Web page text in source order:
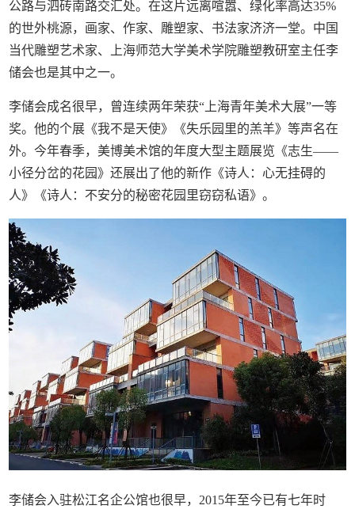
公路与泗砖南路交汇处。在这片远离喧嚣、绿化率高达35%
的世外桃源，画家、作家、雕塑家、书法家济济一堂。中国
当代雕塑艺术家、上海师范大学美术学院雕塑教研室主任李
储会也是其中之一。
李储会成名很早，曾连续两年荣获“上海青年美术大展”一等
奖。他的个展《我不是天使》《失乐园里的羔羊》等声名在
外。今年春季，美博美术馆的年度大型主题展览《志生——
小径分岔的花园》还展出了他的新作《诗人：心无挂碍的
人》《诗人：不安分的秘密花园里窃窃私语》。
李储会入驻松江名企公馆也很早，2015年至今已有七年时